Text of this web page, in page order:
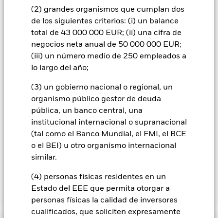
(2) grandes organismos que cumplan dos
de los siguientes criterios: (i) un balance
total de 43 000 000 EUR; (ii) una cifra de
negocios neta anual de 50 000 000 EUR;
(iii) un número medio de 250 empleados a
lo largo del año;
(3) un gobierno nacional o regional, un
organismo público gestor de deuda
pública, un banco central, una
institucional internacional o supranacional
(tal como el Banco Mundial, el FMI, el BCE
o el BEI) u otro organismo internacional
similar.
(4) personas físicas residentes en un
Estado del EEE que permita otorgar a
personas físicas la calidad de inversores
cualificados, que soliciten expresamente
contagio a otras clases de acciones. En el menú desplegable
que figura justo debajo del nombre del fondo, podrá ver un
listado de todas las clases de acciones del fondo: las clases de
acciones con cobertura de divisas se identifican mediante la
palabra «Hedged» en su nombre. Además, el listado
completo de todas las clases de acciones con cobertura de
gestora del fondo.
En la medida en que el Fondo opere en préstamos de valores
para reducir los gastos, el propio Fondo percibirá el 62,5% de
los ingresos asociadas que se generen, y el 37,5% restante se
recibirá por BlackRock en calidad de agente de préstamo de
de valores no incrementa los costes de funcionamiento del
Fondo, esto ha quedado excluido de los gastos corrientes.
Mostrar menos
BGF Euro Corporate Bond Fund